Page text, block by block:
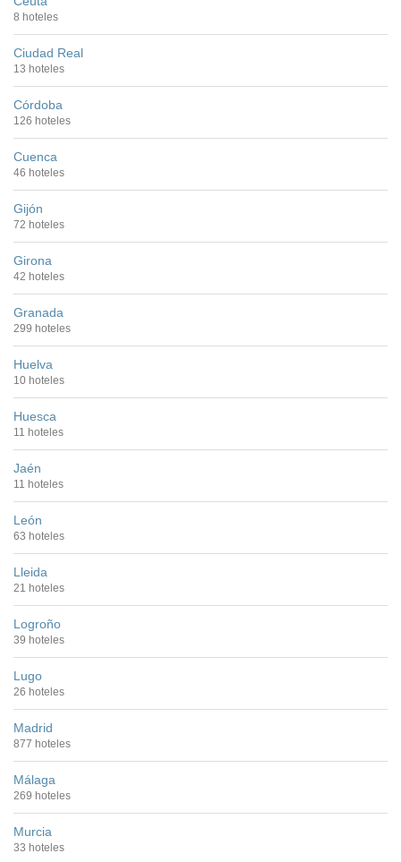
8 hoteles
Ciudad Real
13 hoteles
Córdoba
126 hoteles
Cuenca
46 hoteles
Gijón
72 hoteles
Girona
42 hoteles
Granada
299 hoteles
Huelva
10 hoteles
Huesca
11 hoteles
Jaén
11 hoteles
León
63 hoteles
Lleida
21 hoteles
Logroño
39 hoteles
Lugo
26 hoteles
Madrid
877 hoteles
Málaga
269 hoteles
Murcia
33 hoteles